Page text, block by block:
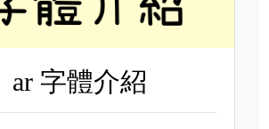
ar 字體介紹